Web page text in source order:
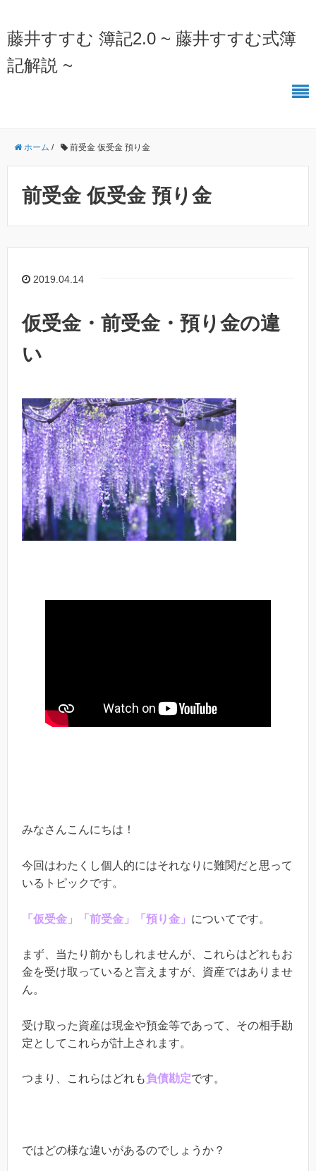
藤井すすむ 簿記2.0 ~ 藤井すすむ式簿
記解説 ~
ホーム / 前受金 仮受金 預り金
前受金 仮受金 預り金
2019.04.14
仮受金・前受金・預り金の違
い
みなさんこんにちは！
今回はわたくし個人的にはそれなりに難関だと思って
いるトピックです。
「仮受金」「前受金」「預り金」 についてです。
まず、当たり前かもしれませんが、これらはどれもお
金を受け取っていると言えますが、資産ではありませ
ん。
受け取った資産は現金や預金等であって、その相手勘
定としてこれらが計上されます。
つまり、これらはどれも負債勘定です。
ではどの様な違いがあるのでしょうか？